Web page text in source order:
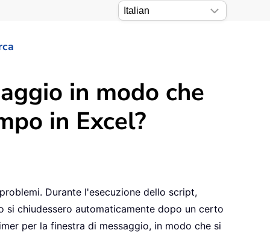
in modo che
in Excel?
Durante l'esecuzione dello script,
si chiudessero automaticamente dopo un certo
per la finestra di messaggio, in modo che si